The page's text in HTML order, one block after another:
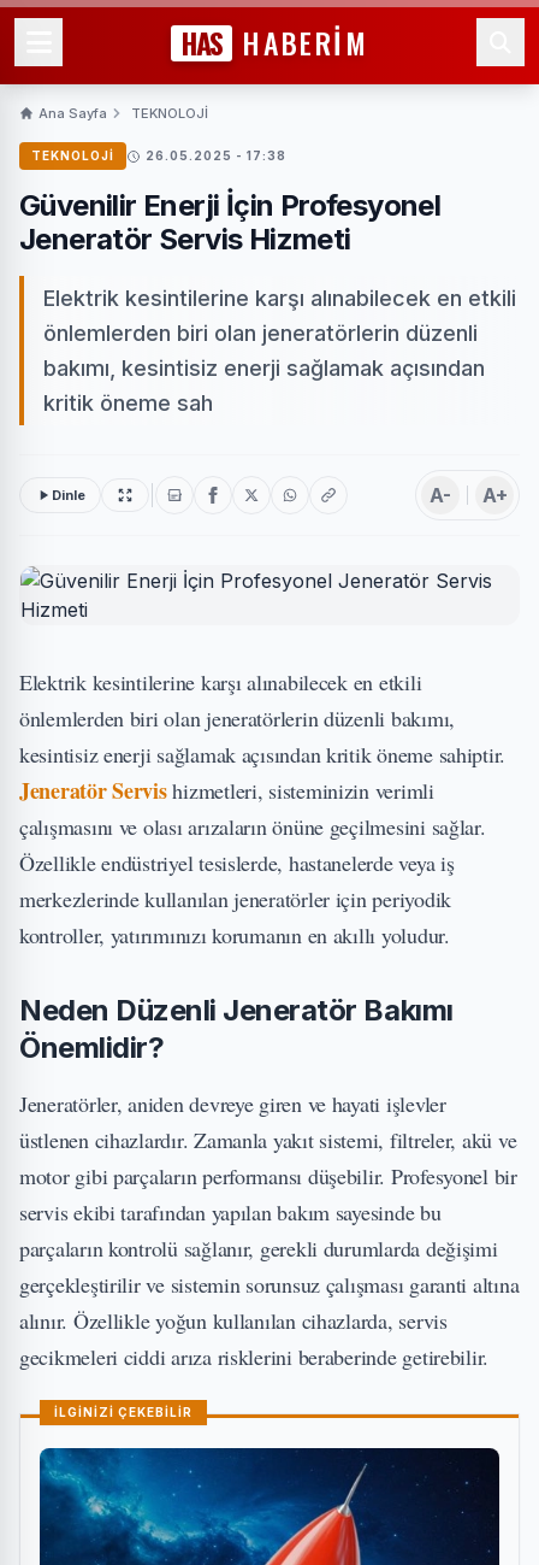
HAS HABERİM
Ana Sayfa TEKNOLOJİ
TEKNOLOJİ 26.05.2025 - 17:38
Güvenilir Enerji İçin Profesyonel
Jeneratör Servis Hizmeti
Elektrik kesintilerine karşı alınabilecek en etkili
önlemlerden biri olan jeneratörlerin düzenli
bakımı, kesintisiz enerji sağlamak açısından
kritik öneme sah
Dinle A- A+
Elektrik kesintilerine karşı alınabilecek en etkili
önlemlerden biri olan jeneratörlerin düzenli bakımı,
kesintisiz enerji sağlamak açısından kritik öneme sahiptir.
Jeneratör Servishizmetleri, sisteminizin verimli
çalışmasını ve olası arızaların önüne geçilmesini sağlar.
Özellikle endüstriyel tesislerde, hastanelerde veya iş
merkezlerinde kullanılan jeneratörler için periyodik
kontroller, yatırımınızı korumanın en akıllı yoludur.
Neden Düzenli Jeneratör Bakımı
Önemlidir?
Jeneratörler, aniden devreye giren ve hayati işlevler
üstlenen cihazlardır. Zamanla yakıt sistemi, filtreler, akü ve
motor gibi parçaların performansı düşebilir. Profesyonel bir
servis ekibi tarafından yapılan bakım sayesinde bu
parçaların kontrolü sağlanır, gerekli durumlarda değişimi
gerçekleştirilir ve sistemin sorunsuz çalışması garanti altına
alınır. Özellikle yoğun kullanılan cihazlarda, servis
gecikmeleri ciddi arıza risklerini beraberinde getirebilir.
İLGİNİZİ ÇEKEBİLİR